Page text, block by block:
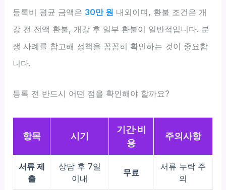
등록비 평균 금액은 30만 원 내외이며, 환불 조건은 개
강 전 전액 환불, 개강 후 일부 환불이 일반적입니다. 분
쟁 사례를 참고해 정책을 꼼꼼히 확인하는 것이 중요합
니다.
등록 전 반드시 어떤 점을 확인해야 할까요?
항목 시기
기간·비
용
주의사항
서류 제
출
상담 후 7일
이내
무료
서류 누락 주
의